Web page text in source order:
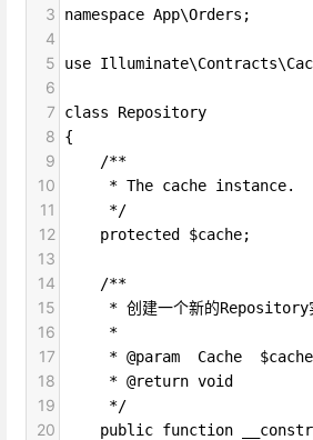
3
namespace App\Orders;
4
5
use
6
7
class Repository
8 {
9
    /**
10
     * The cache instance.
11
     */
12
    protected $cache;
13
14
    /**
15
* 创建一个新的Repository
16
     *
17
     * @param  Cache  $cache
18
     * @return void
19
     */
20
public function